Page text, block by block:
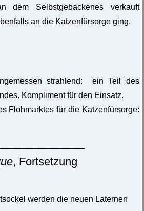
dem Selbstgebackenes verkauft
an die Katzenfürsorge ging.
strahlend: ein Teil des
Kompliment für den Einsatz.
Flohmarktes für die Katzenfürsorge:
, Fortsetzung
werden die neuen Laternen